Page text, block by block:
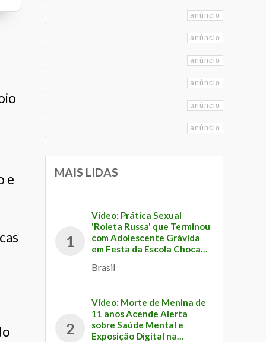
e MAIS LIDAS
1
Vídeo: Prática Sexual
'Roleta Russa' que Terminou
com Adolescente Grávida
em Festa da Escola Choca
Brasil
2
Vídeo: Morte de Menina de
11 anos Acende Alerta
sobre Saúde Mental e
Exposição Digital na